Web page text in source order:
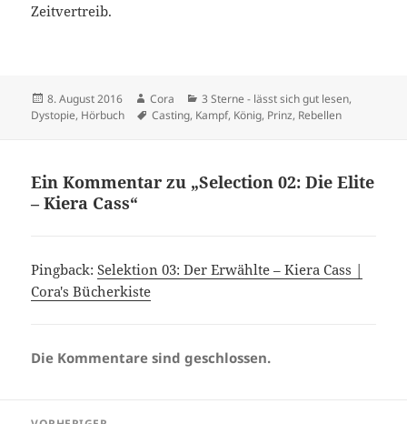
Zeitvertreib.
Veröffentlicht
am
8. August 2016 Autor
Cora Kategorien
3 Sterne - lässt sich gut lesen,
Dystopie, Hörbuch Schlagwörter
Casting, Kampf, König, Prinz, Rebellen
Ein Kommentar zu „Selection 02: Die Elite
– Kiera Cass“
Pingback:Selektion 03: Der Erwählte – Kiera Cass |
Cora's Bücherkiste
Die Kommentare sind geschlossen.